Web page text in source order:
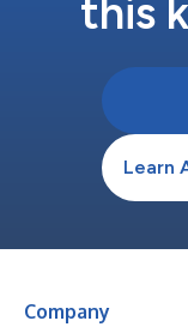
this
Learn
Company